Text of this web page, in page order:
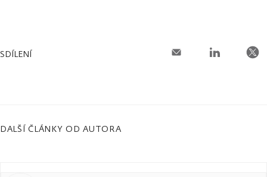
SDÍLENÍ
DALŠÍ ČLÁNKY OD AUTORA